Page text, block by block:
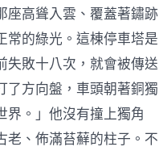
座高聳入雲、覆蓋著鏽跡
常的綠光。這棟停車塔是
失敗十八次，就會被傳送
了方向盤，車頭朝著銅獨
界。」他沒有撞上獨角
老、佈滿苔蘚的柱子。不